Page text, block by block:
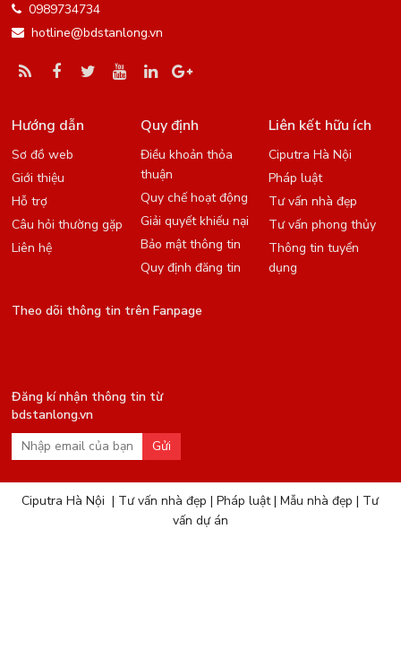
0989734734
hotline@bdstanlong.vn
Hướng dẫn
Sơ đồ web
Giới thiệu
Hỗ trợ
Câu hỏi thường gặp
Liên hệ
Quy định
Điều khoản thỏa
thuận
Quy chế hoạt động
Giải quyết khiếu nại
Bảo mật thông tin
Quy định đăng tin
Liên kết hữu ích
Ciputra Hà Nội
Pháp luật
Tư vấn nhà đẹp
Tư vấn phong thủy
Thông tin tuyển
dụng
Theo dõi thông tin trên Fanpage
Đăng kí nhận thông tin từ
bdstanlong.vn
Gửi
Ciputra Hà Nội | Tư vấn nhà đẹp |Pháp luật|Mẫu nhà đẹp | Tư
vấn dự án